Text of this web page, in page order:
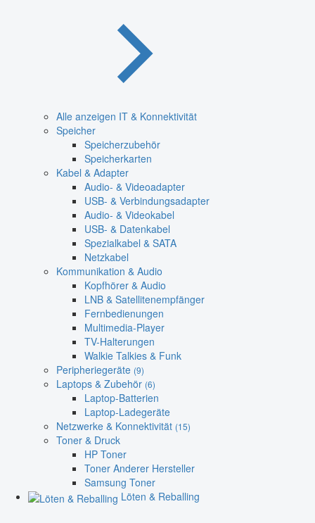
Alle anzeigen IT & Konnektivität
Speicher
Speicherzubehör
Speicherkarten
Kabel & Adapter
Audio- & Videoadapter
USB- & Verbindungsadapter
Audio- & Videokabel
USB- & Datenkabel
Spezialkabel & SATA
Netzkabel
Kommunikation & Audio
Kopfhörer & Audio
LNB & Satellitenempfänger
Fernbedienungen
Multimedia-Player
TV-Halterungen
Walkie Talkies & Funk
Peripheriegeräte (9)
Laptops & Zubehör (6)
Laptop-Batterien
Laptop-Ladegeräte
Netzwerke & Konnektivität (15)
Toner & Druck
HP Toner
Toner Anderer Hersteller
Samsung Toner
Löten & Reballing